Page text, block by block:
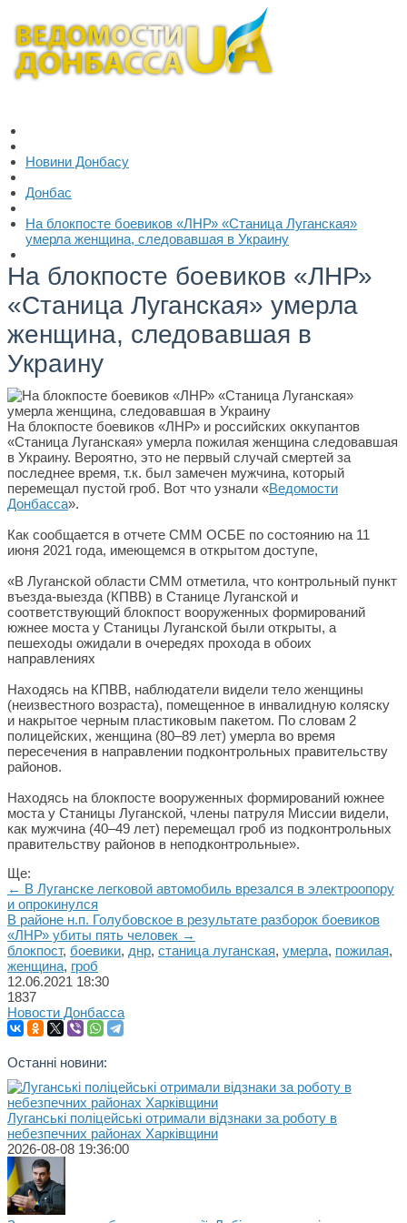
Новини Донбасу
Донбас
На блокпосте боевиков «ЛНР» «Станица Луганская»
умерла женщина, следовавшая в Украину
На блокпосте боевиков «ЛНР»
«Станица Луганская» умерла
женщина, следовавшая в
Украину
На блокпосте боевиков «ЛНР» и российских оккупантов
«Станица Луганская» умерла пожилая женщина следовавшая
в Украину. Вероятно, это не первый случай смертей за
последнее время, т.к. был замечен мужчина, который
перемещал пустой гроб. Вот что узнали «Ведомости
Донбасса».
Как сообщается в отчете СММ ОСБЕ по состоянию на 11
июня 2021 года, имеющемся в открытом доступе,
«В Луганской области СММ отметила, что контрольный пункт
въезда-выезда (КПВВ) в Станице Луганской и
соответствующий блокпост вооруженных формирований
южнее моста у Станицы Луганской были открыты, а
пешеходы ожидали в очередях прохода в обоих
направлениях
Находясь на КПВВ, наблюдатели видели тело женщины
(неизвестного возраста), помещенное в инвалидную коляску
и накрытое черным пластиковым пакетом. По словам 2
полицейских, женщина (80–89 лет) умерла во время
пересечения в направлении подконтрольных правительству
районов.
Находясь на блокпосте вооруженных формирований южнее
моста у Станицы Луганской, члены патруля Миссии видели,
как мужчина (40–49 лет) перемещал гроб из подконтрольных
правительству районов в неподконтрольные».
Ще:
← В Луганске легковой автомобиль врезался в электроопору
и опрокинулся
В районе н.п. Голубовское в результате разборок боевиков
«ЛНР» убиты пять человек →
блокпост, боевики, днр, станица луганская, умерла, пожилая,
женщина, гроб
12.06.2021 18:30
1837
Новости Донбасса
Останні новини:
Луганські поліцейські отримали відзнаки за роботу в
небезпечних районах Харківщини
2026-08-08 19:36:00